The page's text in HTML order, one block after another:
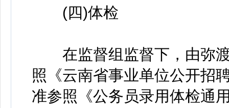
(四)体检
在监督组监督下，由弥渡
照《云南省事业单位公开招
准参照《公务员录用体检通